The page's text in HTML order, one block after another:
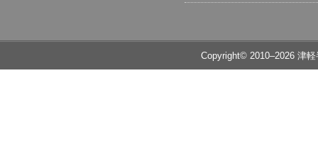
Copyright© 2010–2026 津